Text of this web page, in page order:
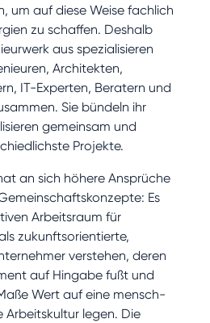
um auf diese Weise fachlich
zu schaffen. Deshalb
aus spezialisieren
Architekten,
IT-Experten, Beratern und
Sie bündeln ihr
gemeinsam und
Projekte.
an sich höhere Ansprüche
Es
Arbeitsraum für
zukunftsorientierte,
verstehen, deren
auf Hingabe fußt und
Wert auf eine mensch-
legen. Die